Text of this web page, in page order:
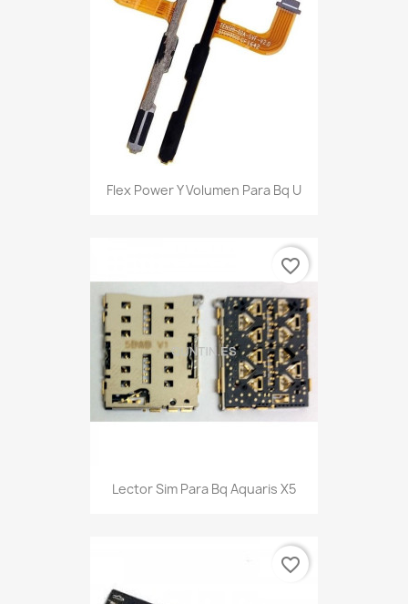
Flex Power Y Volumen Para Bq U
Lector Sim Para Bq Aquaris X5
favorite_border
favorite_border